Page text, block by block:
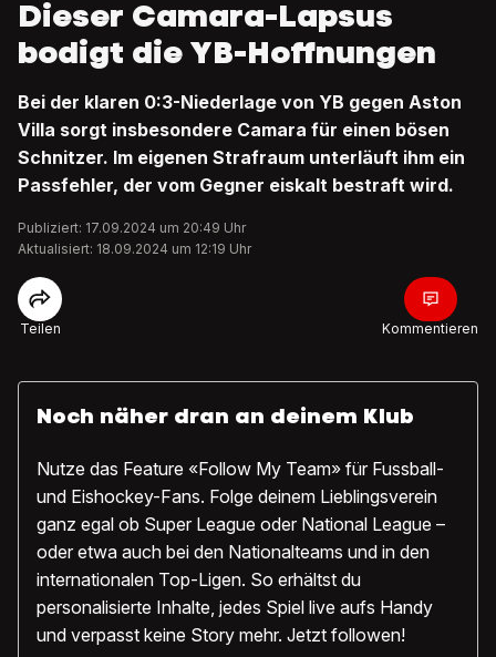
Dieser Camara-Lapsus
bodigt die YB-Hoffnungen
Bei der klaren 0:3-Niederlage von YB gegen Aston
Villa sorgt insbesondere Camara für einen bösen
Schnitzer. Im eigenen Strafraum unterläuft ihm ein
Passfehler, der vom Gegner eiskalt bestraft wird.
Publiziert: 17.09.2024 um 20:49 Uhr
Aktualisiert: 18.09.2024 um 12:19 Uhr
Teilen Kommentieren
Noch näher dran an deinem Klub
Nutze das Feature «Follow My Team» für Fussball-
und Eishockey-Fans. Folge deinem Lieblingsverein
ganz egal ob Super League oder National League –
oder etwa auch bei den Nationalteams und in den
internationalen Top-Ligen. So erhältst du
personalisierte Inhalte, jedes Spiel live aufs Handy
und verpasst keine Story mehr. Jetzt followen!